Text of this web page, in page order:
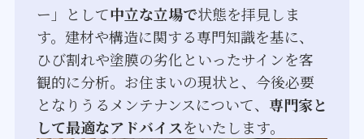
ー」として中立な立場で状態を拝見しま
す。建材や構造に関する専門知識を基に、
ひび割れや塗膜の劣化といったサインを客
観的に分析。お住まいの現状と、今後必要
となりうるメンテナンスについて、 専門家と
して最適なアドバイスをいたします。